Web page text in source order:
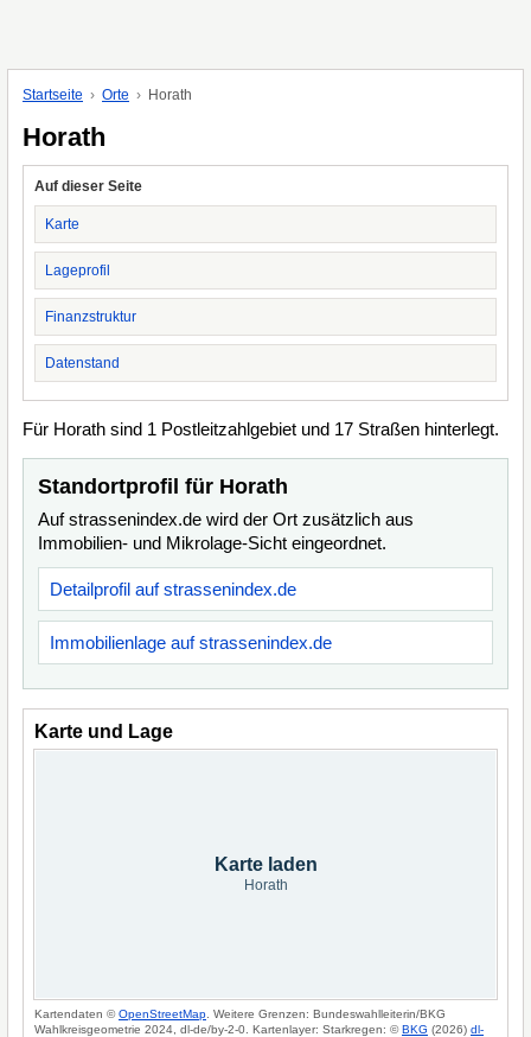
Startseite Orte Horath
Horath
Auf dieser Seite
Karte
Lageprofil
Finanzstruktur
Datenstand
Für Horath sind 1 Postleitzahlgebiet und 17 Straßen hinterlegt.
Standortprofil für Horath
Auf strassenindex.de wird der Ort zusätzlich aus
Immobilien- und Mikrolage-Sicht eingeordnet.
Detailprofil auf strassenindex.de
Immobilienlage auf strassenindex.de
Karte und Lage
Karte laden
Horath
Kartendaten ©OpenStreetMap . Weitere Grenzen: Bundeswahlleiterin/BKG
Wahlkreisgeometrie 2024, dl-de/by-2-0. Kartenlayer: Starkregen: ©BKG (2026) dl-